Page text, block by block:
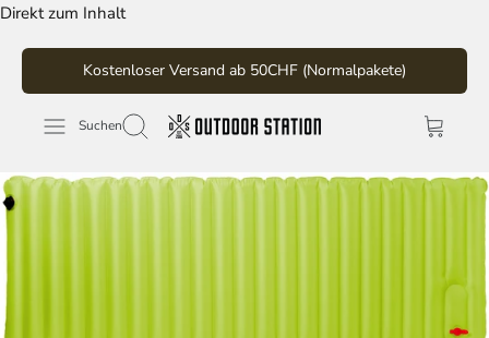
Direkt zum Inhalt
Kostenloser Versand ab 50CHF (Normalpakete)
Suchen